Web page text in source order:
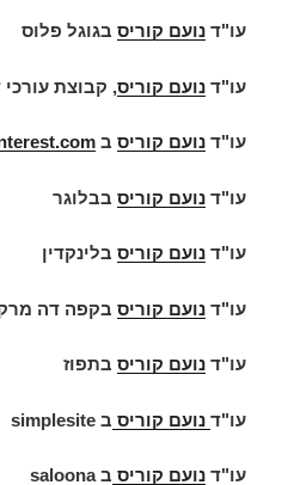
עו"ד נועם קוריס בגוגל פלוס
עו"ד נועם קוריס, קבוצת עורכי
עו"ד נועם קוריס ב
עו"ד נועם קוריס בבלוגר
עו"ד נועם קוריס בלינקדין
עו"ד נועם קוריס בקפה דה
עו"ד נועם קוריס בתפוז
עו"ד נועם קוריס ב simplesite
עו"ד נועם קוריס בsaloona